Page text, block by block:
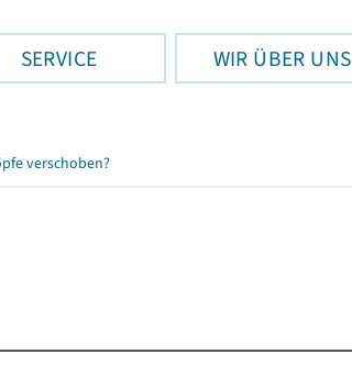
SERVICE WIR ÜBER UNS
verschoben?